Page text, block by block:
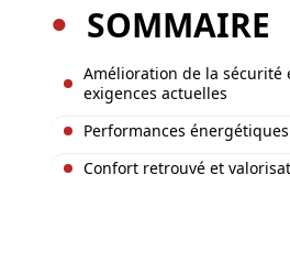
SOMMAIRE
Amélioration de la sécurité
exigences actuelles
Performances
Confort retrouvé et